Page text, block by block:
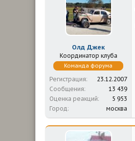
Олд Джек
Координатор клуба
Команда форума
Регистрация
23.12.2007
Сообщения
13 439
Оценка реакций
5 953
Город
москва